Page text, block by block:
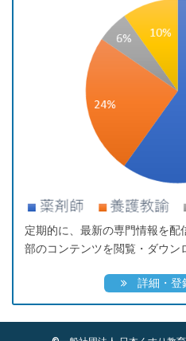
定期的に、最新の専門情報を
部のコンテンツを閲覧・ダウン
詳細・登